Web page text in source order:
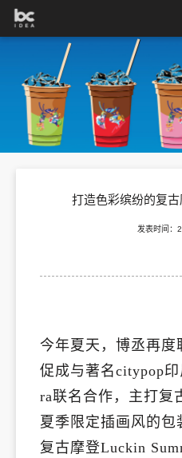
打造色彩缤纷的复
发表时间：
今年夏天，博丞再度
促成与著名citypop
ra联名合作，主打复
夏季限定插画风的包
复古摩登Luckin